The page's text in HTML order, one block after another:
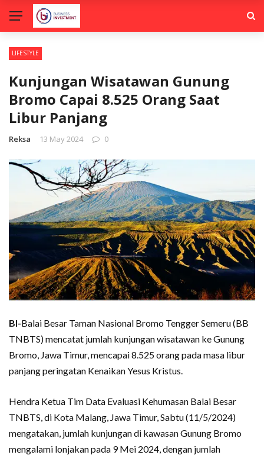
LIFESTYLE
Kunjungan Wisatawan Gunung
Bromo Capai 8.525 Orang Saat
Libur Panjang
Reksa 13 May 2024 0
BI-Balai Besar Taman Nasional Bromo Tengger Semeru (BB
TNBTS) mencatat jumlah kunjungan wisatawan ke Gunung
Bromo, Jawa Timur, mencapai 8.525 orang pada masa libur
panjang peringatan Kenaikan Yesus Kristus.
Hendra Ketua Tim Data Evaluasi Kehumasan Balai Besar
TNBTS, di Kota Malang, Jawa Timur, Sabtu (11/5/2024)
mengatakan, jumlah kunjungan di kawasan Gunung Bromo
mengalami lonjakan pada 9 Mei 2024, dengan jumlah